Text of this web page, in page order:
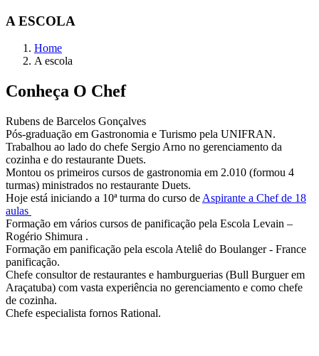
A ESCOLA
Home
A escola
Conheça O Chef
Rubens de Barcelos Gonçalves
Pós-graduação em Gastronomia e Turismo pela UNIFRAN.
Trabalhou ao lado do chefe Sergio Arno no gerenciamento da
cozinha e do restaurante Duets.
Montou os primeiros cursos de gastronomia em 2.010 (formou 4
turmas) ministrados no restaurante Duets.
Hoje está iniciando a 10ª turma do curso de Aspirante a Chef de 18
aulas
Formação em vários cursos de panificação pela Escola Levain –
Rogério Shimura .
Formação em panificação pela escola Ateliê do Boulanger - France
panificação.
Chefe consultor de restaurantes e hamburguerias (Bull Burguer em
Araçatuba) com vasta experiência no gerenciamento e como chefe
de cozinha.
Chefe especialista fornos Rational.